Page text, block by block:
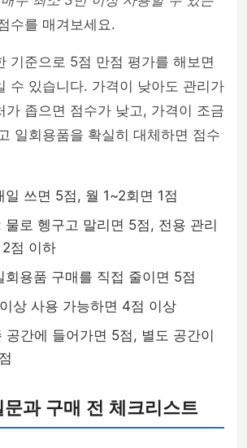
수를 매겨보세요.
기준으로 5점 만점 평가를 해보면
수 있습니다. 가격이 낮아도 관리가
가 좁으면 점수가 낮고, 가격이 조금
일회용품을 확실히 대체하면 점수
일 쓰면 5점, 월 1~2회면 1점
물로 헹구고 말리면 5점, 전용 관리
점 이하
회용품 구매를 직접 줄이면 5점
상 사용 가능하면 4점 이상
공간에 들어가면 5점, 별도 공간이
과 구매 전 체크리스트